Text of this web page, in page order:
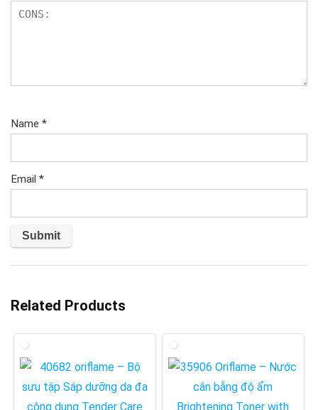
Name *
Email *
Related Products